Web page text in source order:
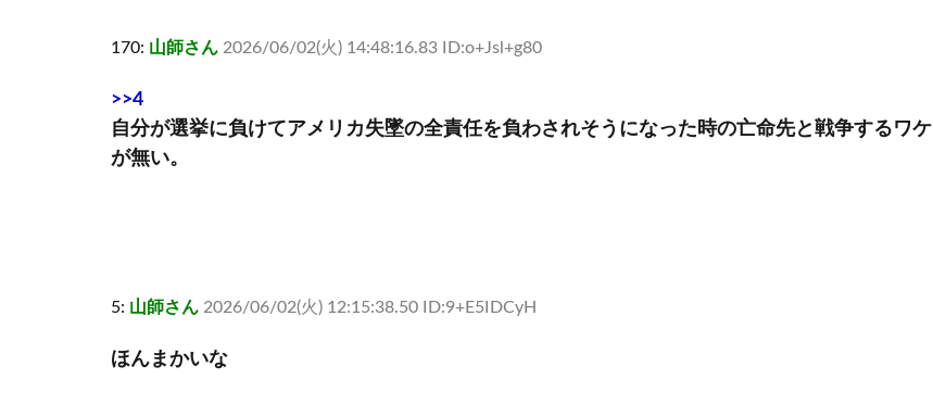
170: 山師さん 2026/06/02(火) 14:48:16.83 ID:o+Jsl+g80
>>4
自分が選挙に負けてアメリカ失墜の全責任を負わされそうになった時の亡命先と戦争するワケ
が無い。
5: 山師さん 2026/06/02(火) 12:15:38.50 ID:9+E5IDCyH
ほんまかいな